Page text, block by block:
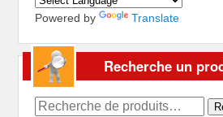
Powered by Translate
Recherche un
Recherche